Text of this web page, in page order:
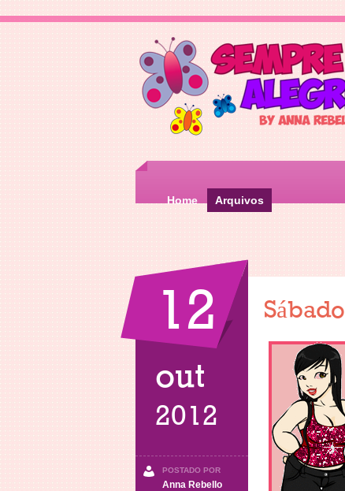
Home Arquivos
12
out
2012
POSTADO POR
Anna Rebello
Sábado